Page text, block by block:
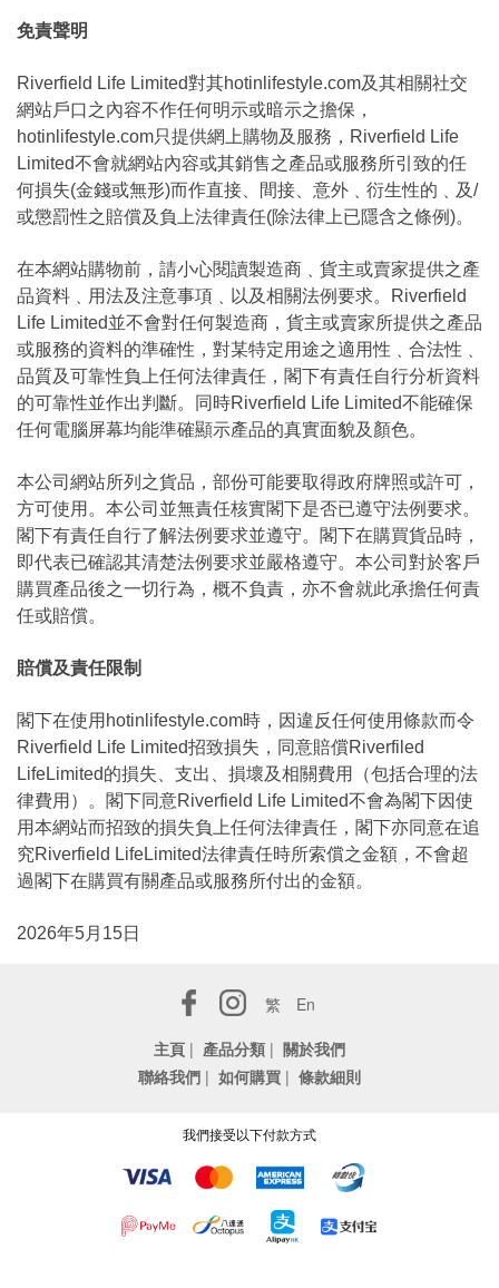
免責聲明
Riverfield Life Limited對其hotinlifestyle.com及其相關社交
網站戶口之內容不作任何明示或暗示之擔保，
hotinlifestyle.com只提供網上購物及服務，Riverfield Life
Limited不會就網站內容或其銷售之產品或服務所引致的任
何損失(金錢或無形)而作直接、間接、意外﹑衍生性的﹑及/
或懲罰性之賠償及負上法律責任(除法律上已隱含之條例)。
在本網站購物前，請小心閱讀製造商﹑貨主或賣家提供之產
品資料﹑用法及注意事項﹑以及相關法例要求。Riverfield
Life Limited並不會對任何製造商，貨主或賣家所提供之產品
或服務的資料的準確性，對某特定用途之適用性﹑合法性﹑
品質及可靠性負上任何法律責任，閣下有責任自行分析資料
的可靠性並作出判斷。同時Riverfield Life Limited不能確保
任何電腦屏幕均能準確顯示產品的真實面貌及顏色。
本公司網站所列之貨品，部份可能要取得政府牌照或許可，
方可使用。本公司並無責任核實閣下是否已遵守法例要求。
閣下有責任自行了解法例要求並遵守。閣下在購買貨品時，
即代表已確認其清楚法例要求並嚴格遵守。本公司對於客戶
購買產品後之一切行為，概不負責，亦不會就此承擔任何責
任或賠償。
賠償及責任限制
閣下在使用hotinlifestyle.com時，因違反任何使用條款而令
Riverfield Life Limited招致損失，同意賠償Riverfiled
LifeLimited的損失、支出、損壞及相關費用（包括合理的法
律費用）。閣下同意Riverfield Life Limited不會為閣下因使
用本網站而招致的損失負上任何法律責任，閣下亦同意在追
究Riverfield LifeLimited法律責任時所索償之金額，不會超
過閣下在購買有關產品或服務所付出的金額。
2026年5月15日
繁
En
主頁 | 產品分類 | 關於我們
聯絡我們 | 如何購買 | 條款細則
我們接受以下付款方式